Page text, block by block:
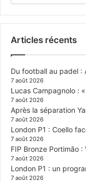
Articles récents
Du football au padel :
7 août 2026
Lucas Campagnolo :
7 août 2026
Après la séparation
7 août 2026
London P1 : Coello
7 août 2026
FIP Bronze Portimão
7 août 2026
London P1 : un
7 août 2026